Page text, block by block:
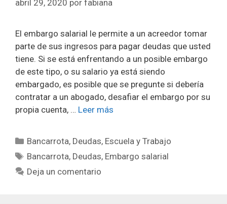
abril 29, 2020 por fabiana
El embargo salarial le permite a un acreedor tomar
parte de sus ingresos para pagar deudas que usted
tiene. Si se está enfrentando a un posible embargo
de este tipo, o su salario ya está siendo
embargado, es posible que se pregunte si debería
contratar a un abogado, desafiar el embargo por su
propia cuenta, … Leer más
Categorías
Bancarrota, Deudas, Escuela y Trabajo
Etiquetas
Bancarrota, Deudas, Embargo salarial
Deja un comentario